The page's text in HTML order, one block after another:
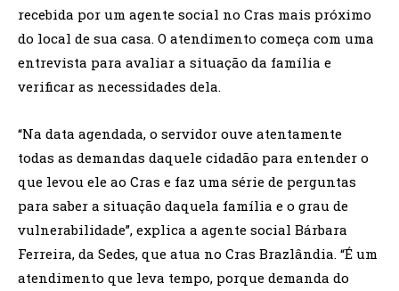
recebida por um agente social no Cras mais próximo
do local de sua casa. O atendimento começa com uma
entrevista para avaliar a situação da família e
verificar as necessidades dela.
“Na data agendada, o servidor ouve atentamente
todas as demandas daquele cidadão para entender o
que levou ele ao Cras e faz uma série de perguntas
para saber a situação daquela família e o grau de
vulnerabilidade”, explica a agente social Bárbara
Ferreira, da Sedes, que atua no Cras Brazlândia. “É um
atendimento que leva tempo, porque demanda do